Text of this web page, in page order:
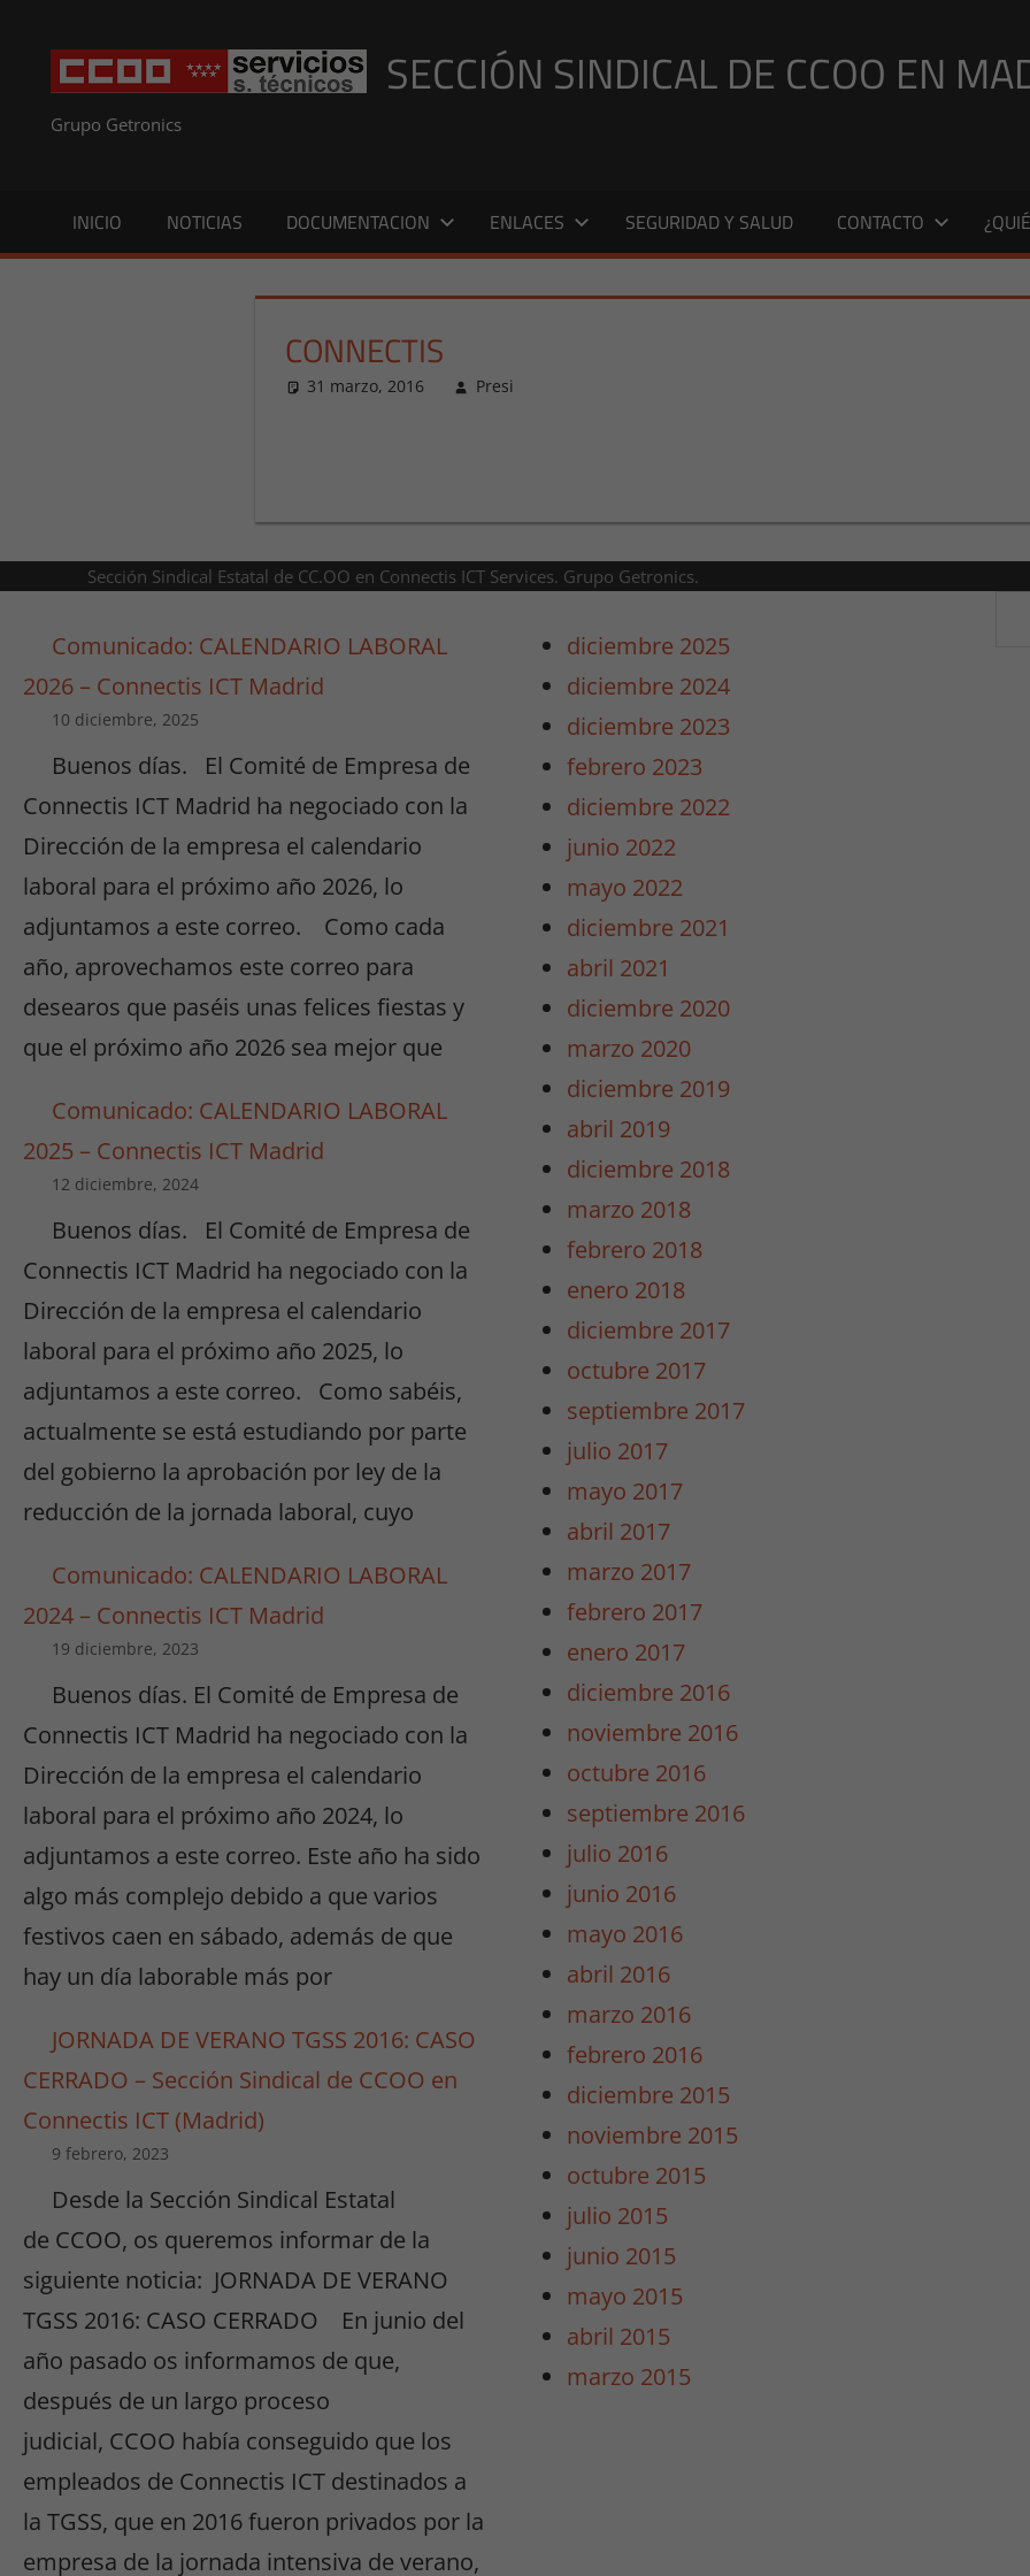
contenido
SECCIÓN SINDICAL DE CCOO EN
Grupo Getronics
INICIO NOTICIAS DOCUMENTACION ENLACES SEGURIDAD Y SALUD CONTACTO
CONNECTIS
31 marzo, 2016 Presi
Sección Sindical Estatal de CC.OO en Connectis ICT Services. Grupo Getronics.
Comunicado: CALENDARIO LABORAL
2026 – Connectis ICT Madrid
10 diciembre, 2025
Buenos días. El Comité de Empresa de
Connectis ICT Madrid ha negociado con la
Dirección de la empresa el calendario
laboral para el próximo año 2026, lo
adjuntamos a este correo. Como cada
año, aprovechamos este correo para
desearos que paséis unas felices fiestas y
que el próximo año 2026 sea mejor que
Comunicado: CALENDARIO LABORAL
2025 – Connectis ICT Madrid
12 diciembre, 2024
Buenos días. El Comité de Empresa de
Connectis ICT Madrid ha negociado con la
Dirección de la empresa el calendario
laboral para el próximo año 2025, lo
adjuntamos a este correo. Como sabéis,
actualmente se está estudiando por parte
del gobierno la aprobación por ley de la
reducción de la jornada laboral, cuyo
Comunicado: CALENDARIO LABORAL
2024 – Connectis ICT Madrid
19 diciembre, 2023
Buenos días. El Comité de Empresa de
Connectis ICT Madrid ha negociado con la
Dirección de la empresa el calendario
laboral para el próximo año 2024, lo
adjuntamos a este correo. Este año ha sido
algo más complejo debido a que varios
festivos caen en sábado, además de que
hay un día laborable más por
JORNADA DE VERANO TGSS 2016: CASO
CERRADO – Sección Sindical de CCOO en
Connectis ICT (Madrid)
9 febrero, 2023
Desde la Sección Sindical Estatal
de CCOO, os queremos informar de la
siguiente noticia: JORNADA DE VERANO
TGSS 2016: CASO CERRADO En junio del
año pasado os informamos de que,
después de un largo proceso
judicial, CCOO había conseguido que los
empleados de Connectis ICT destinados a
la TGSS, que en 2016 fueron privados por la
empresa de la jornada intensiva de verano,
diciembre 2025
diciembre 2024
diciembre 2023
febrero 2023
diciembre 2022
junio 2022
mayo 2022
diciembre 2021
abril 2021
diciembre 2020
marzo 2020
diciembre 2019
abril 2019
diciembre 2018
marzo 2018
febrero 2018
enero 2018
diciembre 2017
octubre 2017
septiembre 2017
julio 2017
mayo 2017
abril 2017
marzo 2017
febrero 2017
enero 2017
diciembre 2016
noviembre 2016
octubre 2016
septiembre 2016
julio 2016
junio 2016
mayo 2016
abril 2016
marzo 2016
febrero 2016
diciembre 2015
noviembre 2015
octubre 2015
julio 2015
junio 2015
mayo 2015
abril 2015
marzo 2015